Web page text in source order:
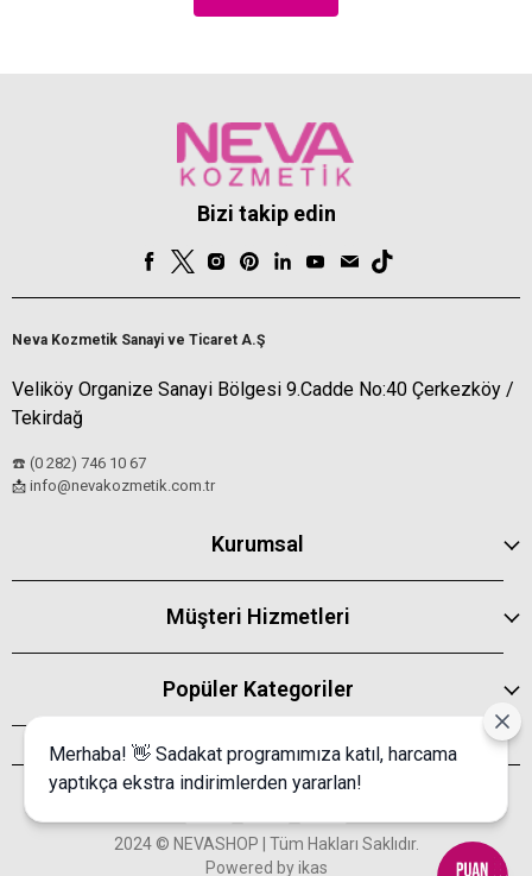
Bizi takip edin
Neva Kozmetik Sanayi ve Ticaret A.Ş
Veliköy Organize Sanayi Bölgesi 9.Cadde No:40 Çerkezköy /
Tekirdağ
☎️ (0 282) 746 10 67
📩 info@nevakozmetik.com.tr
Kurumsal
Müşteri Hizmetleri
Popüler Kategoriler
2024 © NEVASHOP | Tüm Hakları Saklıdır.
Powered by ikas
Merhaba! 👋 Sadakat programımıza katıl, harcama
yaptıkça ekstra indirimlerden yararlan!